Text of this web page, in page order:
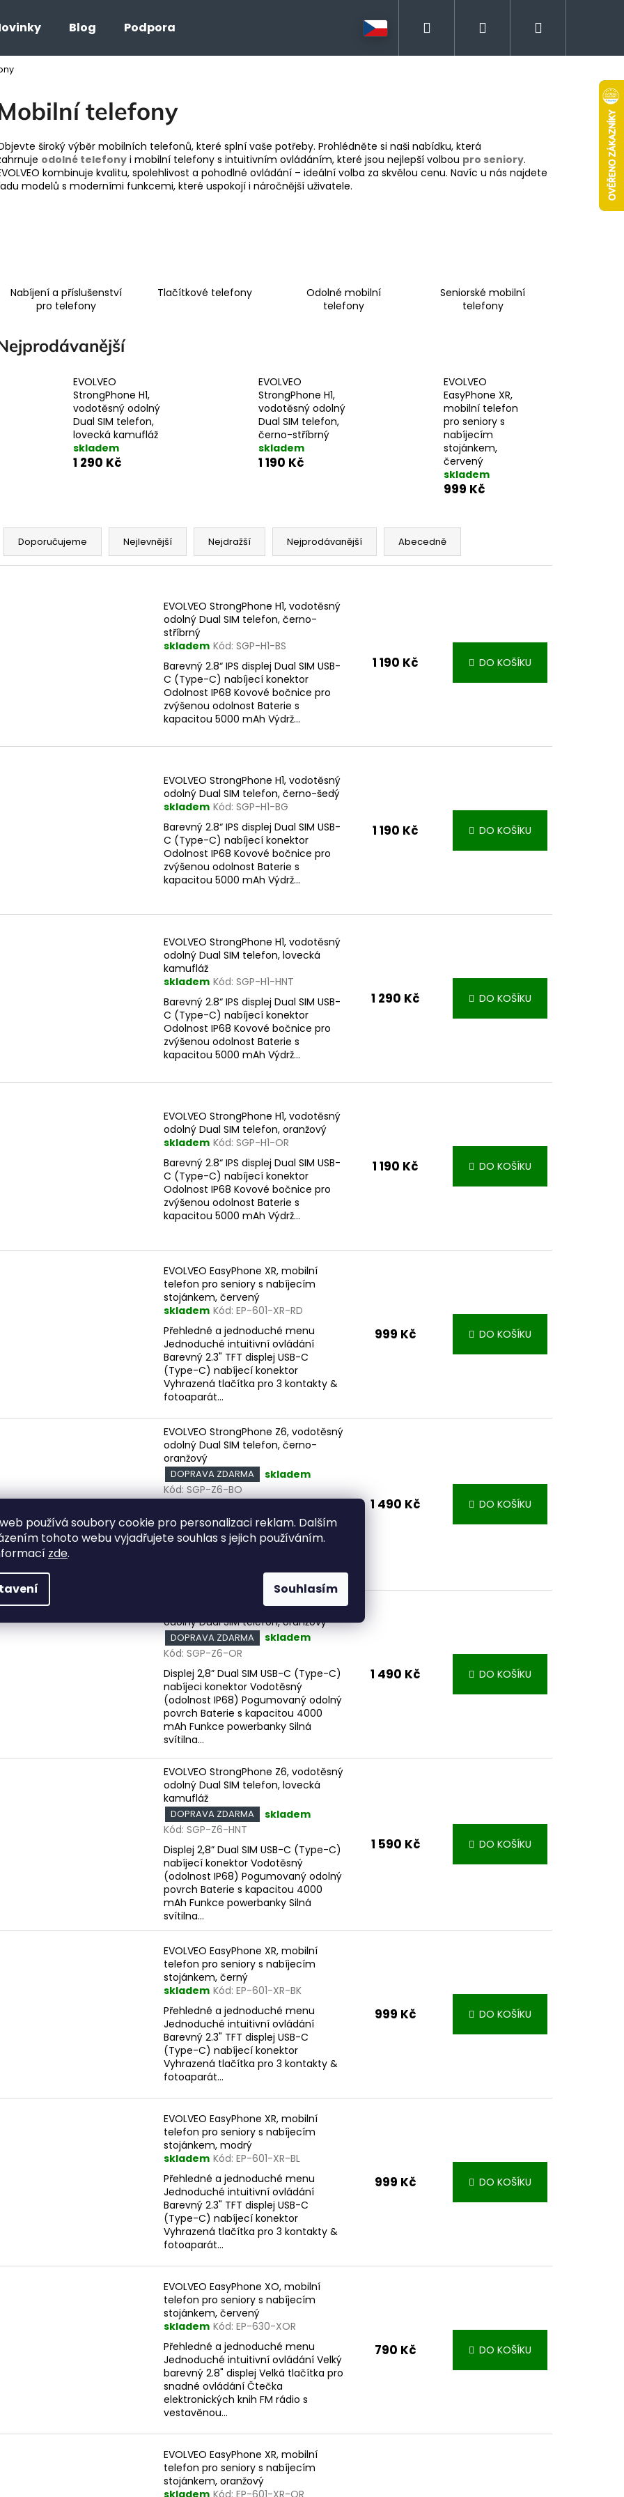
používá soubory cookie pro personalizaci reklam. Dalším
tohoto webu vyjadřujete souhlas s jejich používáním.
zde.
Souhlasím
Blog Podpora Přihlášení
telefony
široký výběr mobilních telefonů, které splní vaše potřeby. Prohlédněte si naši nabídku, která
odolné telefony i mobilní telefony s intuitivním ovládáním, které jsou nejlepší volbou pro seniory.
kombinuje kvalitu, spolehlivost a pohodlné ovládání – ideální volba za skvělou cenu. Navíc u nás najdete
modelů s moderními funkcemi, které uspokojí i náročnější uživatele.
Nabíjení a příslušenství
pro telefony
Tlačítkové telefony
Odolné mobilní
telefony
Seniorské mobilní
telefony
EVOLVEO
StrongPhone H1,
vodotěsný odolný
Dual SIM telefon,
lovecká kamufláž
skladem
1 290 Kč
EVOLVEO
StrongPhone H1,
vodotěsný odolný
Dual SIM telefon,
černo-stříbrný
skladem
1 190 Kč
EVOLVEO
EasyPhone XR,
mobilní telefon
pro seniory s
nabíjecím
stojánkem,
červený
skladem
999 Kč
Doporučujeme Nejlevnější Nejdražší Nejprodávanější Abecedně
EVOLVEO StrongPhone H1, vodotěsný
odolný Dual SIM telefon, černo-
stříbrný
skladem Kód: SGP-H1-BS
Barevný 2.8“ IPS displej Dual SIM USB-
C (Type-C) nabíjecí konektor
Odolnost IP68 Kovové bočnice pro
zvýšenou odolnost Baterie s
kapacitou 5000 mAh Výdrž...
1 190 Kč DO KOŠÍKU
EVOLVEO StrongPhone H1, vodotěsný
odolný Dual SIM telefon, černo-šedý
skladem Kód: SGP-H1-BG
Barevný 2.8“ IPS displej Dual SIM USB-
C (Type-C) nabíjecí konektor
Odolnost IP68 Kovové bočnice pro
zvýšenou odolnost Baterie s
kapacitou 5000 mAh Výdrž...
1 190 Kč DO KOŠÍKU
EVOLVEO StrongPhone H1, vodotěsný
odolný Dual SIM telefon, lovecká
kamufláž
skladem Kód: SGP-H1-HNT
Barevný 2.8“ IPS displej Dual SIM USB-
C (Type-C) nabíjecí konektor
Odolnost IP68 Kovové bočnice pro
zvýšenou odolnost Baterie s
kapacitou 5000 mAh Výdrž...
1 290 Kč DO KOŠÍKU
EVOLVEO StrongPhone H1, vodotěsný
odolný Dual SIM telefon, oranžový
skladem Kód: SGP-H1-OR
Barevný 2.8“ IPS displej Dual SIM USB-
C (Type-C) nabíjecí konektor
Odolnost IP68 Kovové bočnice pro
zvýšenou odolnost Baterie s
kapacitou 5000 mAh Výdrž...
1 190 Kč DO KOŠÍKU
EVOLVEO EasyPhone XR, mobilní
telefon pro seniory s nabíjecím
stojánkem, červený
skladem Kód: EP-601-XR-RD
Přehledné a jednoduché menu
Jednoduché intuitivní ovládání
Barevný 2.3" TFT displej USB-C
(Type-C) nabíjecí konektor
Vyhrazená tlačítka pro 3 kontakty &
fotoaparát...
999 Kč DO KOŠÍKU
EVOLVEO StrongPhone Z6, vodotěsný
odolný Dual SIM telefon, černo-
oranžový
DOPRAVA ZDARMA
skladem
Kód:SGP-Z6-BO
nabíjeci konektor Vodotěsný
(odolnost IP68) Pogumovaný odolný
1 490 Kč DO KOŠÍKU
EVOLVEO StrongPhone Z6, vodotěsný
odolný Dual SIM telefon, oranžový
DOPRAVA ZDARMA
skladem
Kód: SGP-Z6-OR
Displej 2,8” Dual SIM USB-C (Type-C)
nabíjeci konektor Vodotěsný
(odolnost IP68) Pogumovaný odolný
povrch Baterie s kapacitou 4000
mAh Funkce powerbanky Silná
svítilna...
1 490 Kč DO KOŠÍKU
EVOLVEO StrongPhone Z6, vodotěsný
odolný Dual SIM telefon, lovecká
kamufláž
DOPRAVA ZDARMA
skladem
Kód: SGP-Z6-HNT
Displej 2,8” Dual SIM USB-C (Type-C)
nabíjecí konektor Vodotěsný
(odolnost IP68) Pogumovaný odolný
povrch Baterie s kapacitou 4000
mAh Funkce powerbanky Silná
svítilna...
1 590 Kč DO KOŠÍKU
EVOLVEO EasyPhone XR, mobilní
telefon pro seniory s nabíjecím
stojánkem, černý
skladem Kód: EP-601-XR-BK
Přehledné a jednoduché menu
Jednoduché intuitivní ovládání
Barevný 2.3" TFT displej USB-C
(Type-C) nabíjecí konektor
Vyhrazená tlačítka pro 3 kontakty &
fotoaparát...
999 Kč DO KOŠÍKU
EVOLVEO EasyPhone XR, mobilní
telefon pro seniory s nabíjecím
stojánkem, modrý
skladem Kód: EP-601-XR-BL
Přehledné a jednoduché menu
Jednoduché intuitivní ovládání
Barevný 2.3" TFT displej USB-C
(Type-C) nabíjecí konektor
Vyhrazená tlačítka pro 3 kontakty &
fotoaparát...
999 Kč DO KOŠÍKU
EVOLVEO EasyPhone XO, mobilní
telefon pro seniory s nabíjecím
stojánkem, červený
skladem Kód: EP-630-XOR
Přehledné a jednoduché menu
Jednoduché intuitivní ovládání Velký
barevný 2.8" displej Velká tlačítka pro
snadné ovládání Čtečka
elektronických knih FM rádio s
vestavěnou...
790 Kč DO KOŠÍKU
EVOLVEO EasyPhone XR, mobilní
telefon pro seniory s nabíjecím
stojánkem, oranžový